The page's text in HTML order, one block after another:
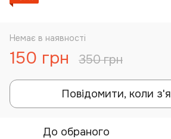
Немає в наявності
150 грн 350 грн
Повідомити, коли
До обраного